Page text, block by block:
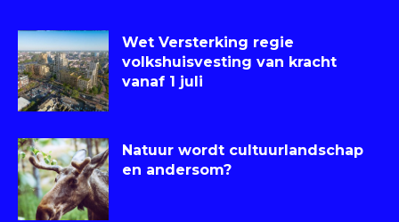
Wet Versterking regie
volkshuisvesting van kracht
vanaf 1 juli
Natuur wordt cultuurlandschap
en andersom?